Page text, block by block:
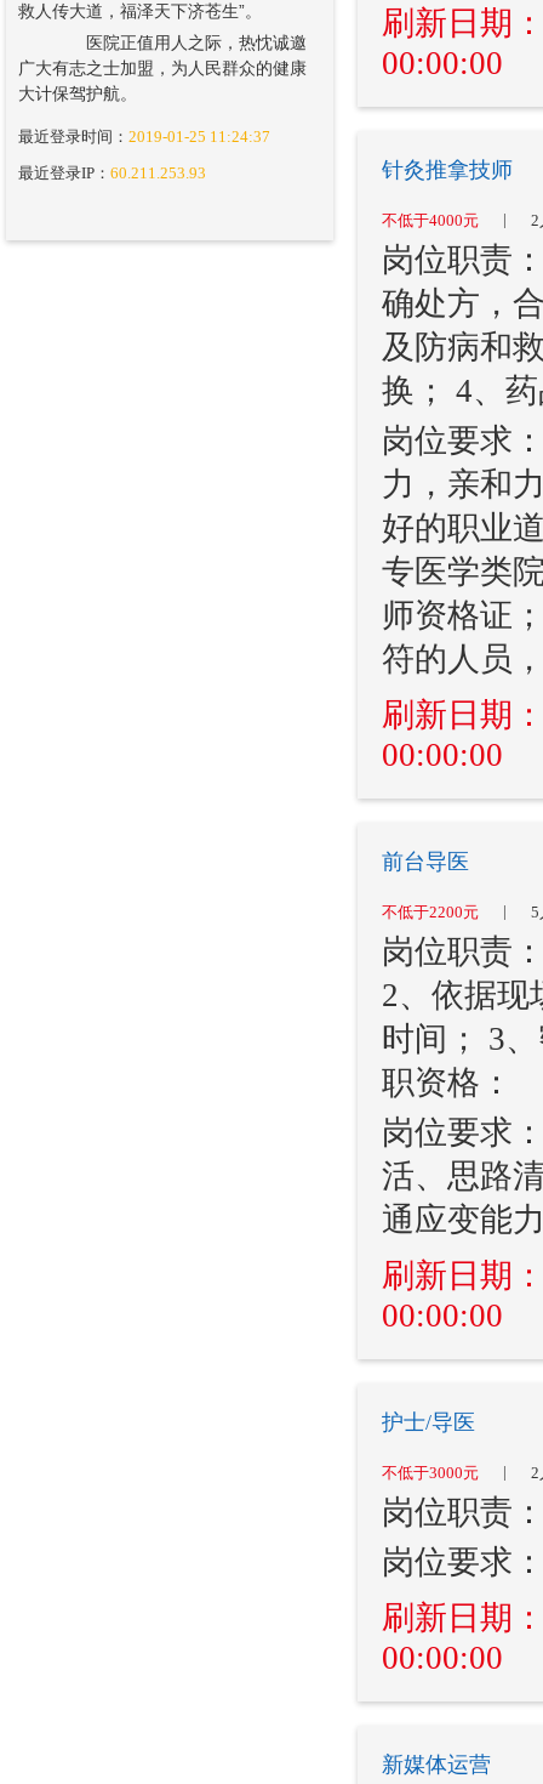
救人传大道，福泽天下济苍生”。
医院正值用人之际，热忱诚邀
广大有志之士加盟，为人民群众的健康
大计保驾护航。
最近登录时间： 2019-01-25 11:24:37
最近登录IP： 60.211.253.93
刷新日期
00:00:00
针灸推拿技师
不低于4000元 | 2
岗位职责
确处方，
及防病和
换； 4、
岗位要求
力，亲和
好的职业
专医学类
师资格证
符的人员
刷新日期
00:00:00
前台导医
不低于2200元 | 5
岗位职责
2、依据现
时间； 3
职资格：
岗位要求
活、思路
通应变能
刷新日期
00:00:00
护士/导医
不低于3000元 | 2
岗位职责
岗位要求
刷新日期
00:00:00
新媒体运营